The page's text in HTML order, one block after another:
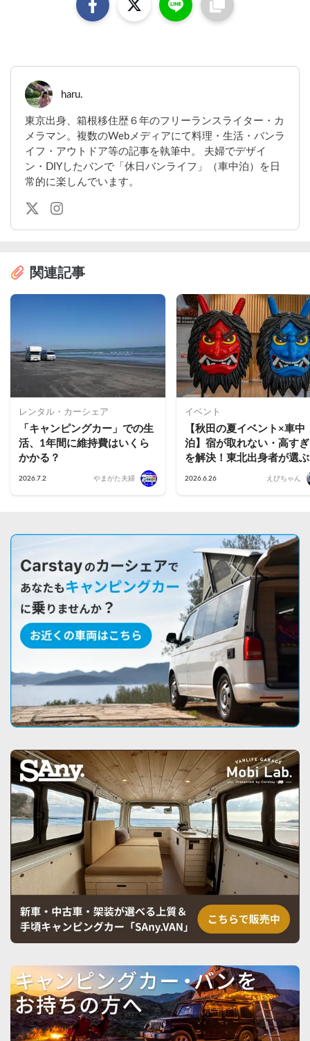
haru.
東京出身、箱根移住歴６年のフリーランスライター・カ
メラマン。複数のWebメディアにて料理・生活・バンラ
イフ・アウトドア等の記事を執筆中。 夫婦でデザイ
ン・DIYしたバンで「休日バンライフ」（車中泊）を日
常的に楽しんでいます。
関連記事
レンタル・カーシェア
「キャンピングカー」での生
活、1年間に維持費はいくら
かかる？
2026.7.2 やまがた夫婦
イベント
【秋田の夏イベント×車中
泊】宿が取れない・高す
を解決！東北出身者が選
花火・フェス・竿燈を楽
2026.6.26 えびちゃん